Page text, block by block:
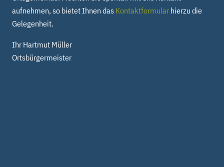
aufnehmen, so bietet Ihnen das Kontaktformular hierzu die
Gelegenheit.
Ihr Hartmut Müller
Ortsbürgermeister